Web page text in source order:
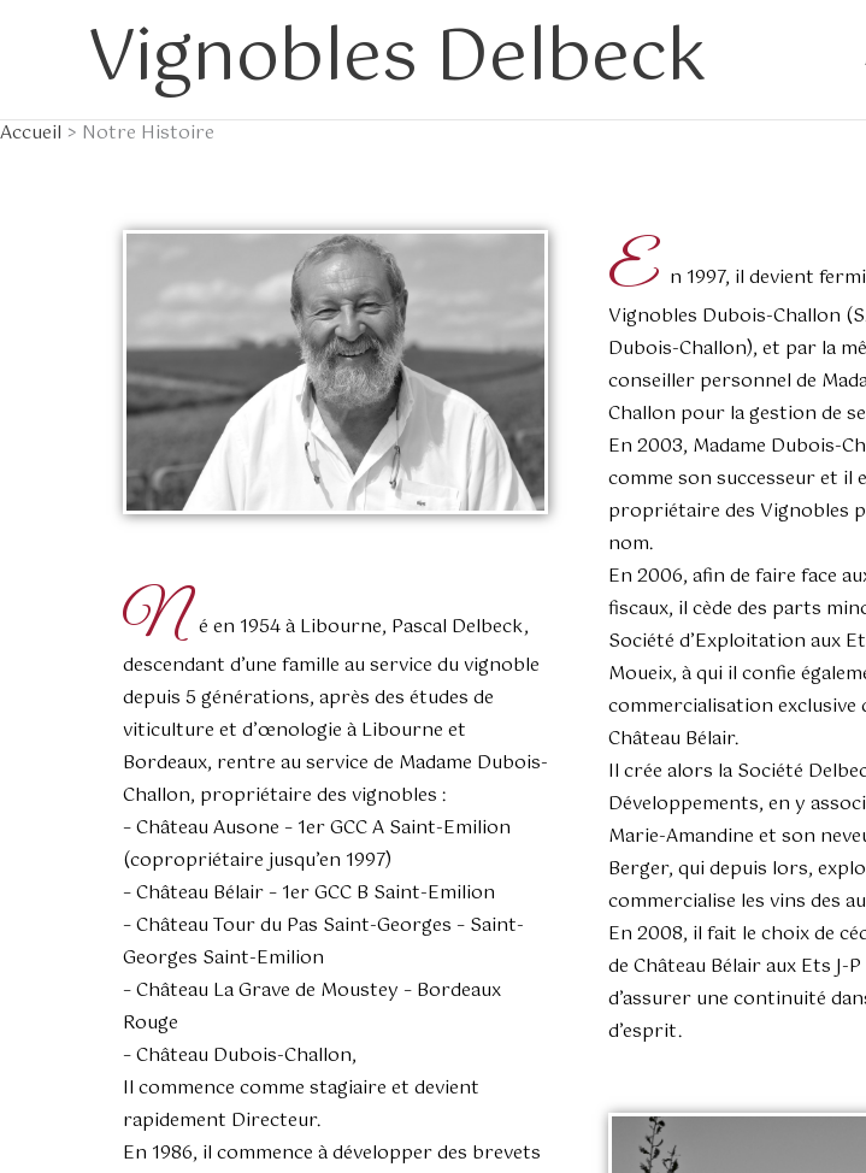
Vignobles Delbeck
Accueil Notre Histoire
N é en 1954 à Libourne, Pascal Delbeck,
descendant d’une famille au service du vignoble
depuis 5 générations, après des études de
viticulture et d’œnologie à Libourne et
Bordeaux, rentre au service de Madame Dubois-
Challon, propriétaire des vignobles :
– Château Ausone – 1er GCC A Saint-Emilion
(copropriétaire jusqu’en 1997)
– Château Bélair – 1er GCC B Saint-Emilion
– Château Tour du Pas Saint-Georges – Saint-
Georges Saint-Emilion
– Château La Grave de Moustey – Bordeaux
Rouge
– Château Dubois-Challon,
Il commence comme stagiaire et devient
rapidement Directeur.
En 1986, il commence à développer des brevets
E n 1997, il devient
Vignobles Dubois-Challon
Dubois-Challon), et par la
conseiller personnel de
Challon pour la gestion de
En 2003, Madame Dubois-
comme son successeur et il
propriétaire des Vignobles
nom.
En 2006, afin de faire face
fiscaux, il cède des parts
Société d’Exploitation aux
Moueix, à qui il confie
commercialisation exclusive
Château Bélair.
Il crée alors la Société
Développements, en y
Marie-Amandine et son
Berger, qui depuis lors,
commercialise les vins des
En 2008, il fait le choix de
de Château Bélair aux Ets J-
d’assurer une continuité
d’esprit.